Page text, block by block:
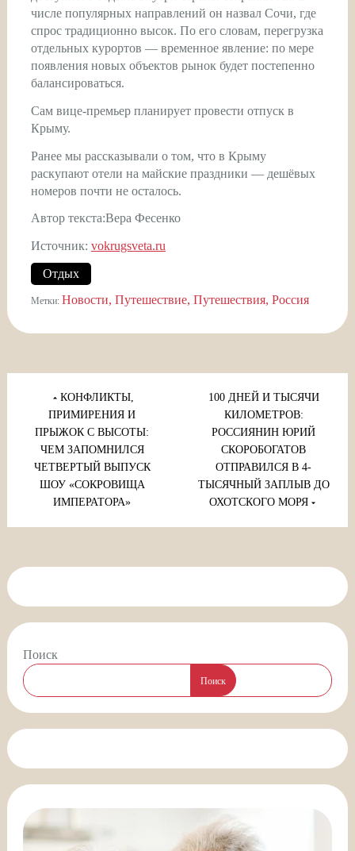
числе популярных направлений он назвал Сочи, где
спрос традиционно высок. По его словам, перегрузка
отдельных курортов — временное явление: по мере
появления новых объектов рынок будет постепенно
балансироваться.
Сам вице-премьер планирует провести отпуск в
Крыму.
Ранее мы рассказывали о том, что в Крыму
раскупают отели на майские праздники — дешёвых
номеров почти не осталось.
Автор текста:Вера Фесенко
Источник: vokrugsveta.ru
Отдых
Метки: Новости Путешествие Путешествия Россия
Навигация
записям
КОНФЛИКТЫ,
ПРИМИРЕНИЯ И
ПРЫЖОК С ВЫСОТЫ:
ЧЕМ ЗАПОМНИЛСЯ
ЧЕТВЕРТЫЙ ВЫПУСК
ШОУ «СОКРОВИЩА
ИМПЕРАТОРА»
100 ДНЕЙ И ТЫСЯЧИ
КИЛОМЕТРОВ:
РОССИЯНИН ЮРИЙ
СКОРОБОГАТОВ
ОТПРАВИЛСЯ В 4-
ТЫСЯЧНЫЙ ЗАПЛЫВ ДО
ОХОТСКОГО МОРЯ
Поиск
Поиск